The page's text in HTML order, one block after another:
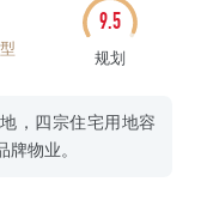
9.5
规划
，四宗住宅用地容
物业。